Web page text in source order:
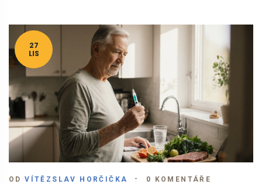
27
LIS
ODVÍTĚZSLAV HORČIČKA 0 KOMENTÁŘE